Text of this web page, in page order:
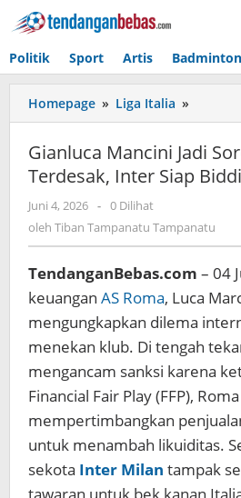
Lewati
ke
Politik Sport Artis Badminton
Homepage » Liga Italia »
Mancini
Jadi
Roma
Siap
Gianluca Mancini Jadi
Terdesak, Inter Siap
Juni 4, 2026 oleh
Tiban
Tampanatu
- 0 Dilihat
oleh Tiban Tampanatu Tampanatu
TendanganBebas.com – 04
keuangan AS Roma, Luca
mengungkapkan dilema
menekan klub. Di tengah
mengancam sanksi karena
Financial Fair Play (FFP),
mempertimbangkan
untuk menambah likuiditas.
sekota Inter Milan tampak